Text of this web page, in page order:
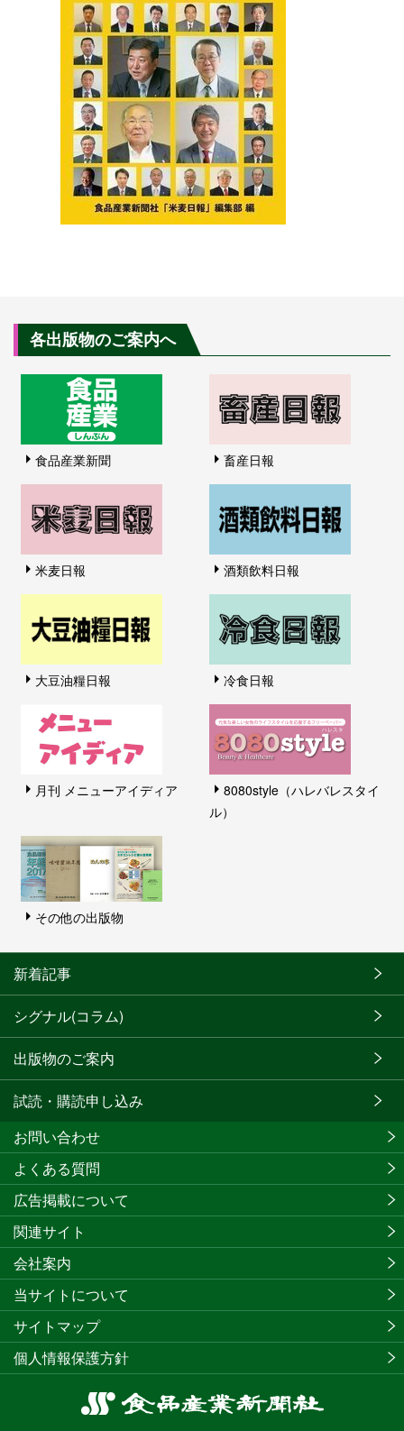
各出版物のご案内へ
食品産業新聞 畜産日報
米麦日報 酒類飲料日報
大豆油糧日報 冷食日報
月刊 メニューアイディア
8080style（ハレバレスタイ
ル）
その他の出版物
新着記事
シグナル(コラム)
出版物のご案内
試読・購読申し込み
食
お問い合わせ
よくある質問
広告掲載について
関連サイト
会社案内
当サイトについて
サイトマップ
個人情報保護方針